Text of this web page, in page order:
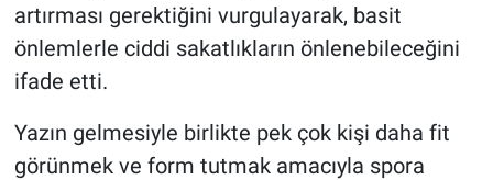
artırması gerektiğini vurgulayarak, basit
önlemlerle ciddi sakatlıkların önlenebileceğini
ifade etti.
Yazın gelmesiyle birlikte pek çok kişi daha fit
görünmek ve form tutmak amacıyla spora